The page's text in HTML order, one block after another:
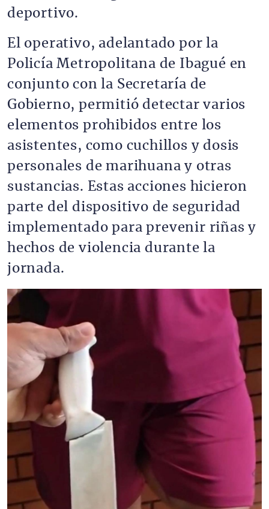
deportivo.
El operativo, adelantado por la
Policía Metropolitana de Ibagué en
conjunto con la Secretaría de
Gobierno, permitió detectar varios
elementos prohibidos entre los
asistentes, como cuchillos y dosis
personales de marihuana y otras
sustancias. Estas acciones hicieron
parte del dispositivo de seguridad
implementado para prevenir riñas y
hechos de violencia durante la
jornada.
Imagen